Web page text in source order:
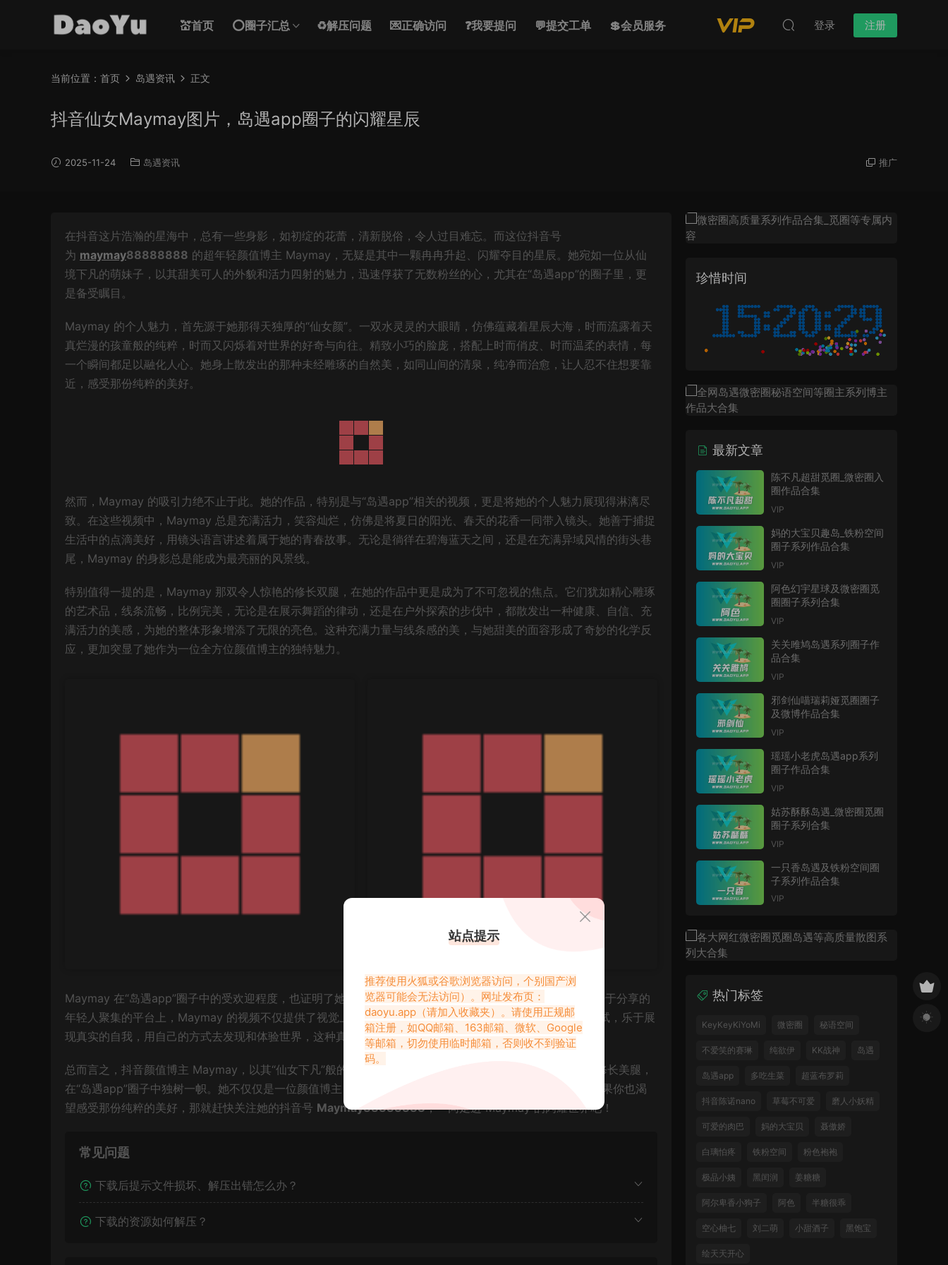
💒首页 ⭕圈子汇总 ♻解压问题 💌正确访问 ❓我要提问 💬提交工单 💲会员服务 登录 注册
当前位置： 首页 岛遇资讯 正文
抖音仙女Maymay图片，岛遇app圈子的闪耀星辰
2025-11-24 岛遇资讯 推广
在抖音这片浩瀚的星海中，总有一些身影，如初绽的花蕾，清新脱俗，令人过目难忘。而这位抖音号
为 maymay88888888 的超年轻颜值博主 Maymay，无疑是其中一颗冉冉升起、闪耀夺目的星辰。她宛如一位从仙
境下凡的萌妹子，以其甜美可人的外貌和活力四射的魅力，迅速俘获了无数粉丝的心，尤其在“岛遇app”的圈子里，更
是备受瞩目。
Maymay 的个人魅力，首先源于她那得天独厚的“仙女颜”。一双水灵灵的大眼睛，仿佛蕴藏着星辰大海，时而流露着天
真烂漫的孩童般的纯粹，时而又闪烁着对世界的好奇与向往。精致小巧的脸庞，搭配上时而俏皮、时而温柔的表情，每
一个瞬间都足以融化人心。她身上散发出的那种未经雕琢的自然美，如同山间的清泉，纯净而治愈，让人忍不住想要靠
近，感受那份纯粹的美好。
然而，Maymay 的吸引力绝不止于此。她的作品，特别是与“岛遇app”相关的视频，更是将她的个人魅力展现得淋漓尽
致。在这些视频中，Maymay 总是充满活力，笑容灿烂，仿佛是将夏日的阳光、春天的花香一同带入镜头。她善于捕捉
生活中的点滴美好，用镜头语言讲述着属于她的青春故事。无论是徜徉在碧海蓝天之间，还是在充满异域风情的街头巷
尾，Maymay 的身影总是能成为最亮丽的风景线。
特别值得一提的是，Maymay 那双令人惊艳的修长双腿，在她的作品中更是成为了不可忽视的焦点。它们犹如精心雕琢
的艺术品，线条流畅，比例完美，无论是在展示舞蹈的律动，还是在户外探索的步伐中，都散发出一种健康、自信、充
满活力的美感，为她的整体形象增添了无限的亮色。这种充满力量与线条感的美，与她甜美的面容形成了奇妙的化学反
应，更加突显了她作为一位全方位颜值博主的独特魅力。
Maymay 在“岛遇app”圈子中的受欢迎程度，也证明了她作品的独特性和感染力。在这个汇聚了热爱生活、乐于分享的
年轻人聚集的平台上，Maymay 的视频不仅提供了视觉上的享受，更传递着积极乐观的生活态度。她敢于尝试，乐于展
现真实的自我，用自己的方式去发现和体验世界，这种真实而勇敢的精神，正是吸引无数粉丝的原因。
总而言之，抖音颜值博主 Maymay，以其“仙女下凡”般的甜美外貌、充满活力的表现，以及那双令人瞩目的修长美腿，
在“岛遇app”圈子中独树一帜。她不仅仅是一位颜值博主，更是一位用青春和活力感染他人的生活艺术家。如果你也渴
望感受那份纯粹的美好，那就赶快关注她的抖音号 Maymay88888888，一同走进 Maymay 的闪耀世界吧！
常见问题
下载后提示文件损坏、解压出错怎么办？
下载的资源如何解压？
珍惜时间
最新文章
陈不凡超甜觅圈_微密圈入
圈作品合集
VIP
妈的大宝贝趣岛_铁粉空间
圈子系列作品合集
VIP
阿色幻宇星球及微密圈觅
圈圈子系列合集
VIP
关关雎鸠岛遇系列圈子作
品合集
VIP
邪剑仙喵瑞莉娅觅圈圈子
及微博作品合集
VIP
瑶瑶小老虎岛遇app系列
圈子作品合集
VIP
姑苏酥酥岛遇_微密圈觅圈
圈子系列合集
VIP
一只香岛遇及铁粉空间圈
子系列作品合集
VIP
热门标签
KeyKeyKiYoMi 微密圈 秘语空间
不爱笑的赛琳 纯欲伊 KK战神 岛遇
岛遇app 多吃生菜 超蓝布罗莉
抖音陈诺nano 草莓不可爱 磨人小妖精
可爱的肉巴 妈的大宝贝 聂傲娇
白璃怕疼 铁粉空间 粉色袍袍
极品小姨 黑闰润 姜糖糖
阿尔卑香小狗子 阿色 半糖很乖
空心柚七 刘二萌 小甜酒子 黑饱宝
绘天天开心
站点提示
推荐使用火狐或谷歌浏览器访问，个别国产浏
览器可能会无法访问）。网址发布页：
daoyu.app （请加入收藏夹）。请使用正规邮
箱注册，如QQ邮箱、163邮箱、微软、Google
等邮箱，切勿使用临时邮箱，否则收不到验证
码。